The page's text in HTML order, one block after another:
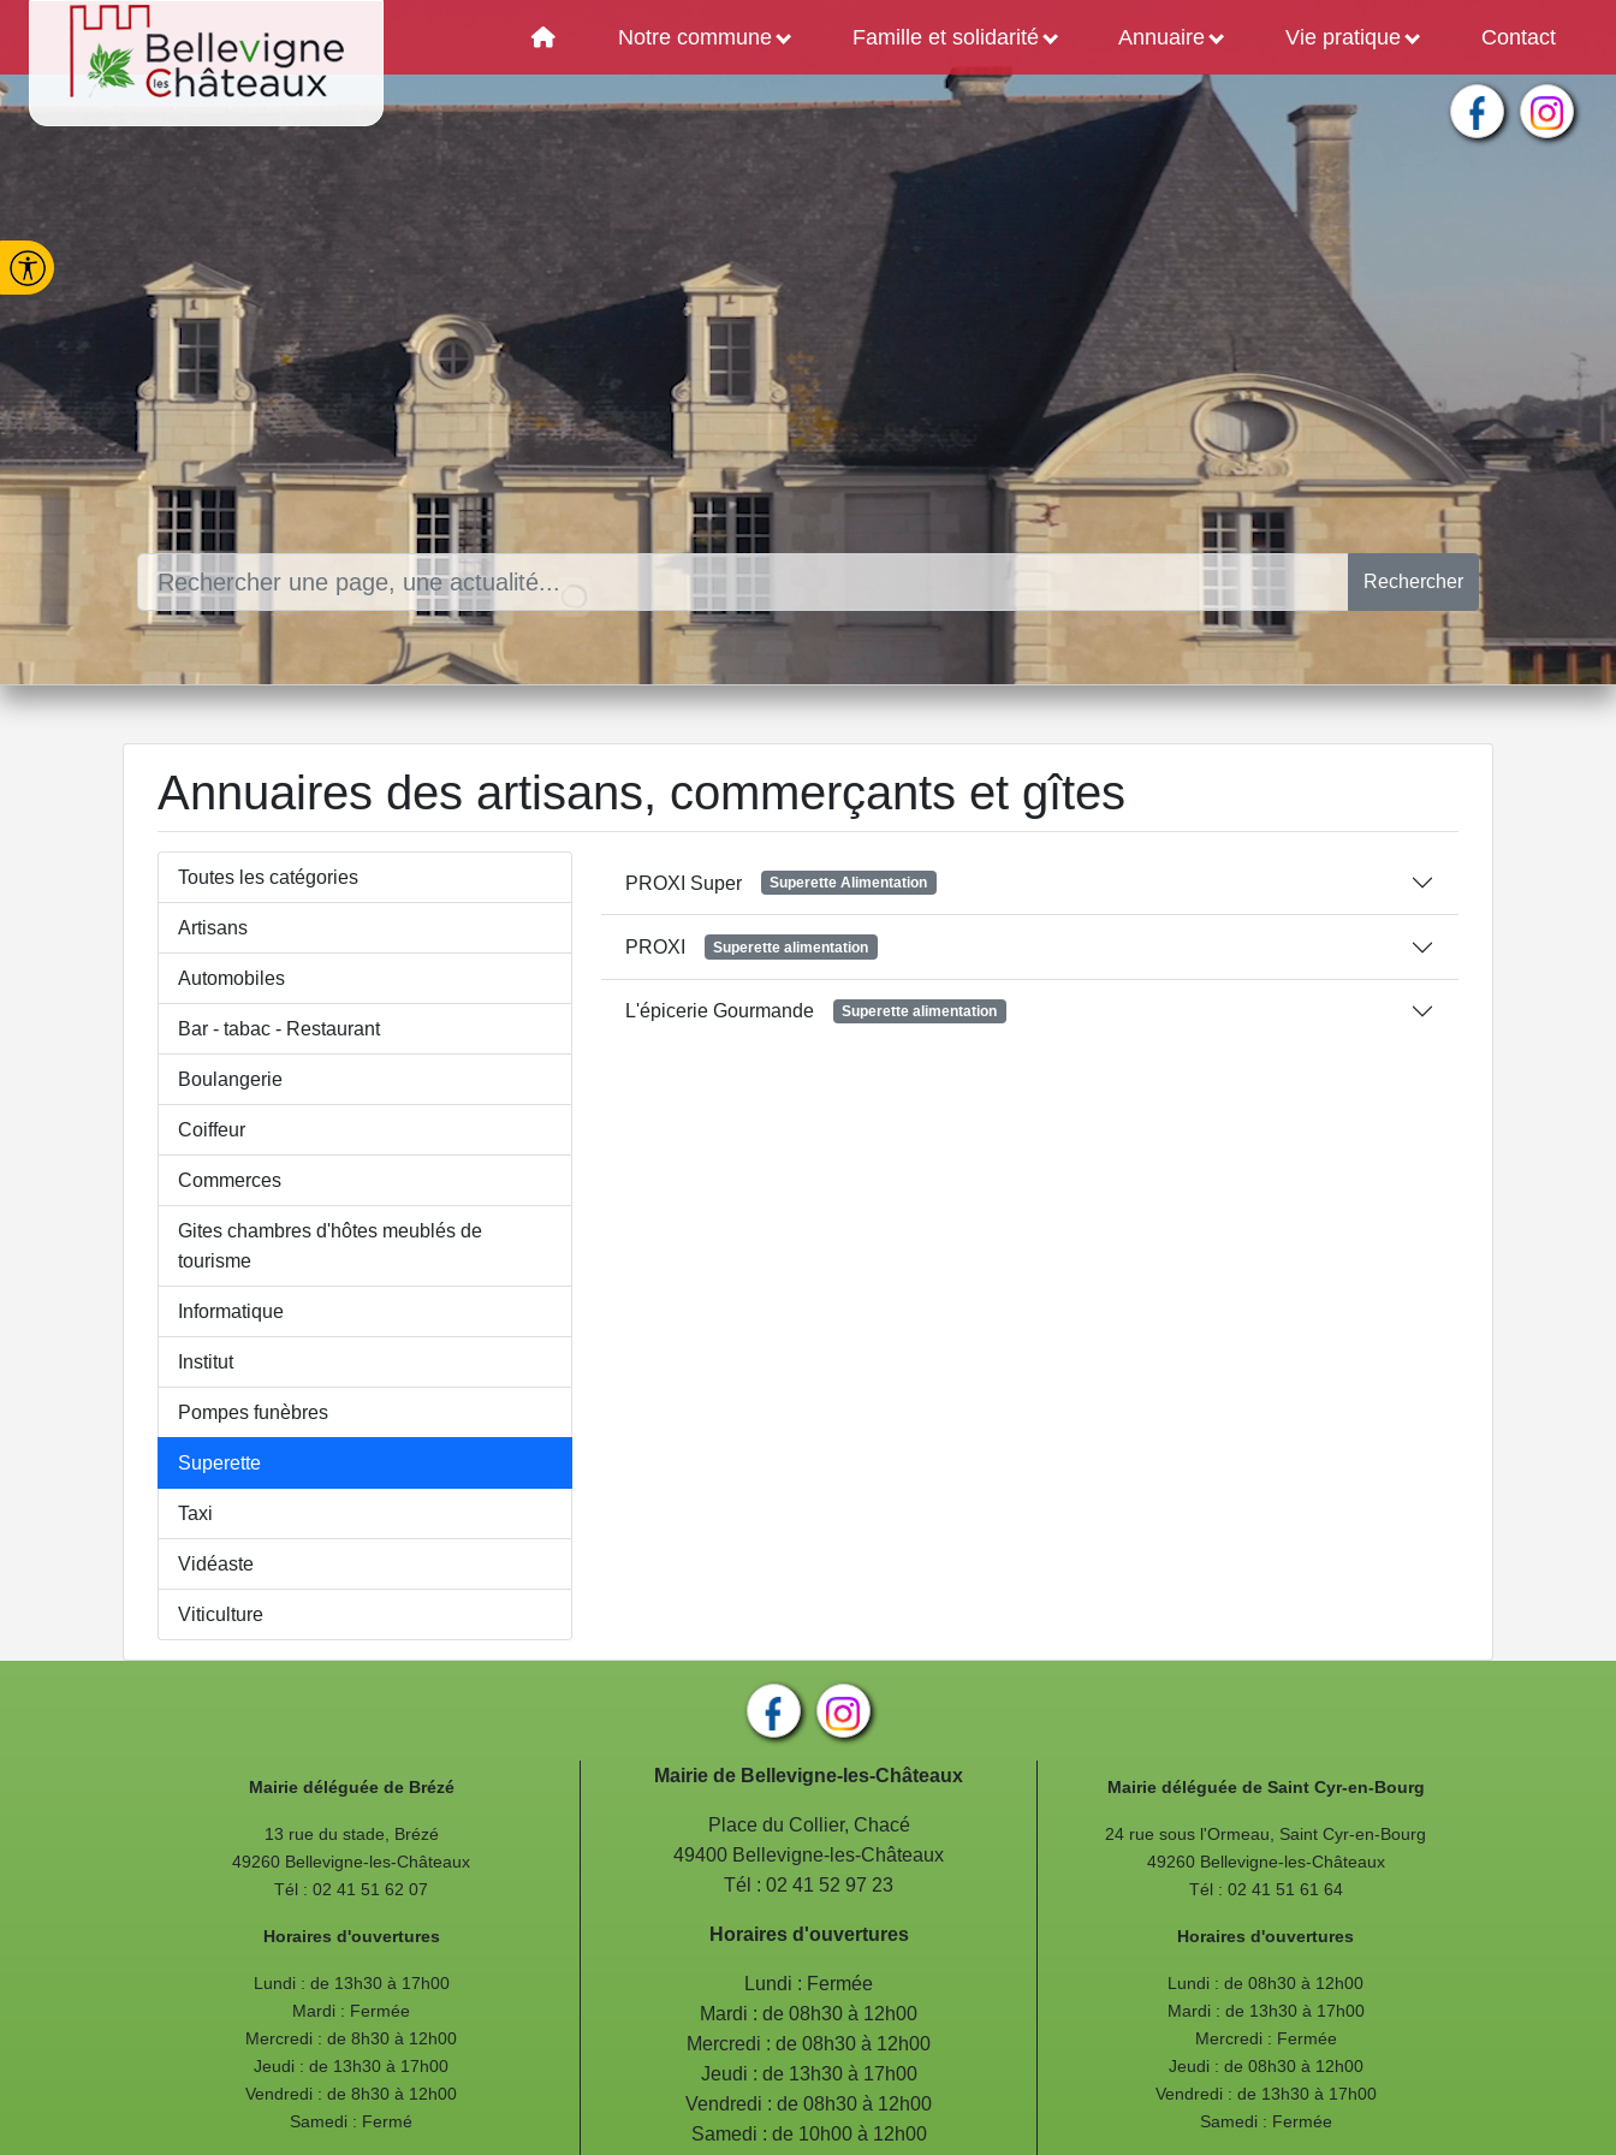
Notre commune Famille et solidarité Annuaire Vie pratique Contact
Rechercher
Annuaires des artisans, commerçants et gîtes
Toutes les catégories
Artisans
Automobiles
Bar - tabac - Restaurant
Boulangerie
Coiffeur
Commerces
Gites chambres d'hôtes meublés de
tourisme
Informatique
Institut
Pompes funèbres
Superette
Taxi
Vidéaste
Viticulture
PROXI Super Superette Alimentation
PROXI Superette alimentation
L'épicerie Gourmande Superette alimentation
Mairie de Bellevigne-les-Châteaux
Place du Collier, Chacé
49400 Bellevigne-les-Châteaux
Tél : 02 41 52 97 23
Horaires d'ouvertures
Lundi : Fermée
Mardi : de 08h30 à 12h00
Mercredi : de 08h30 à 12h00
Jeudi : de 13h30 à 17h00
Vendredi : de 08h30 à 12h00
Samedi : de 10h00 à 12h00
Mairie déléguée de Brézé
13 rue du stade, Brézé
49260 Bellevigne-les-Châteaux
Tél : 02 41 51 62 07
Horaires d'ouvertures
Lundi : de 13h30 à 17h00
Mardi : Fermée
Mercredi : de 8h30 à 12h00
Jeudi : de 13h30 à 17h00
Vendredi : de 8h30 à 12h00
Samedi : Fermé
Mairie déléguée de Saint Cyr-en-Bourg
24 rue sous l'Ormeau, Saint Cyr-en-Bourg
49260 Bellevigne-les-Châteaux
Tél : 02 41 51 61 64
Horaires d'ouvertures
Lundi : de 08h30 à 12h00
Mardi : de 13h30 à 17h00
Mercredi : Fermée
Jeudi : de 08h30 à 12h00
Vendredi : de 13h30 à 17h00
Samedi : Fermée